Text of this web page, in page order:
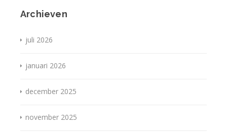
Archieven
juli 2026
januari 2026
december 2025
november 2025